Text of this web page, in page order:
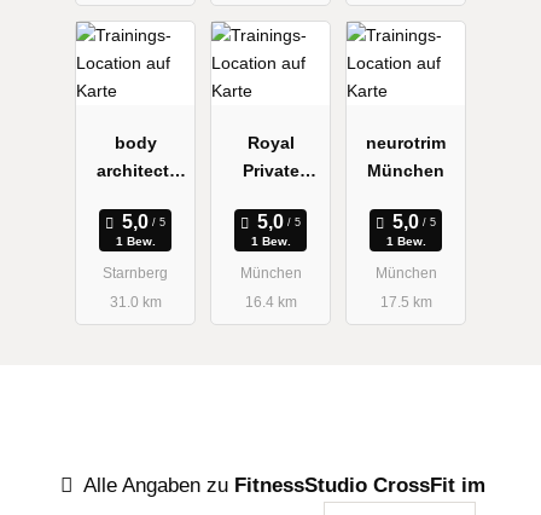
body
architect,
Andersen
1 Bew.
Starnberg
31.0 km
Royal
Private
1 Bew.
München
16.4 km
neurotrim
München
1 Bew.
München
17.5 km
Alle Angaben zu FitnessStudio CrossFit im